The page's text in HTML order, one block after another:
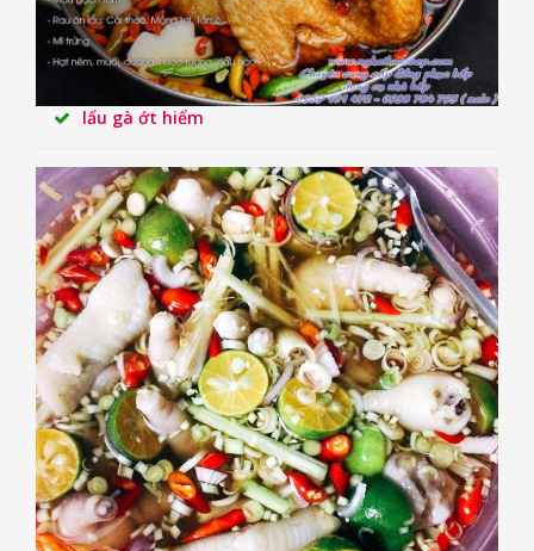
lẩu gà ớt hiểm